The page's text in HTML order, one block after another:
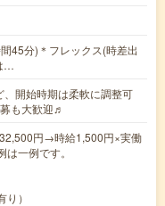
45分)＊フレックス(時差出
…
開始時期は柔軟に調整可
も大歓迎♬
円→時給1,500円×実働
一例です。
）